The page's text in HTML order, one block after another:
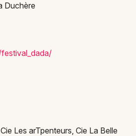
Duchère
stival_dada/
Les arTpenteurs, Cie La Belle